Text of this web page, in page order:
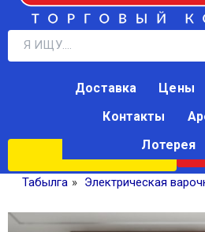
Доставка Цены
Контакты
Лотерея
Табылга » Электрическая